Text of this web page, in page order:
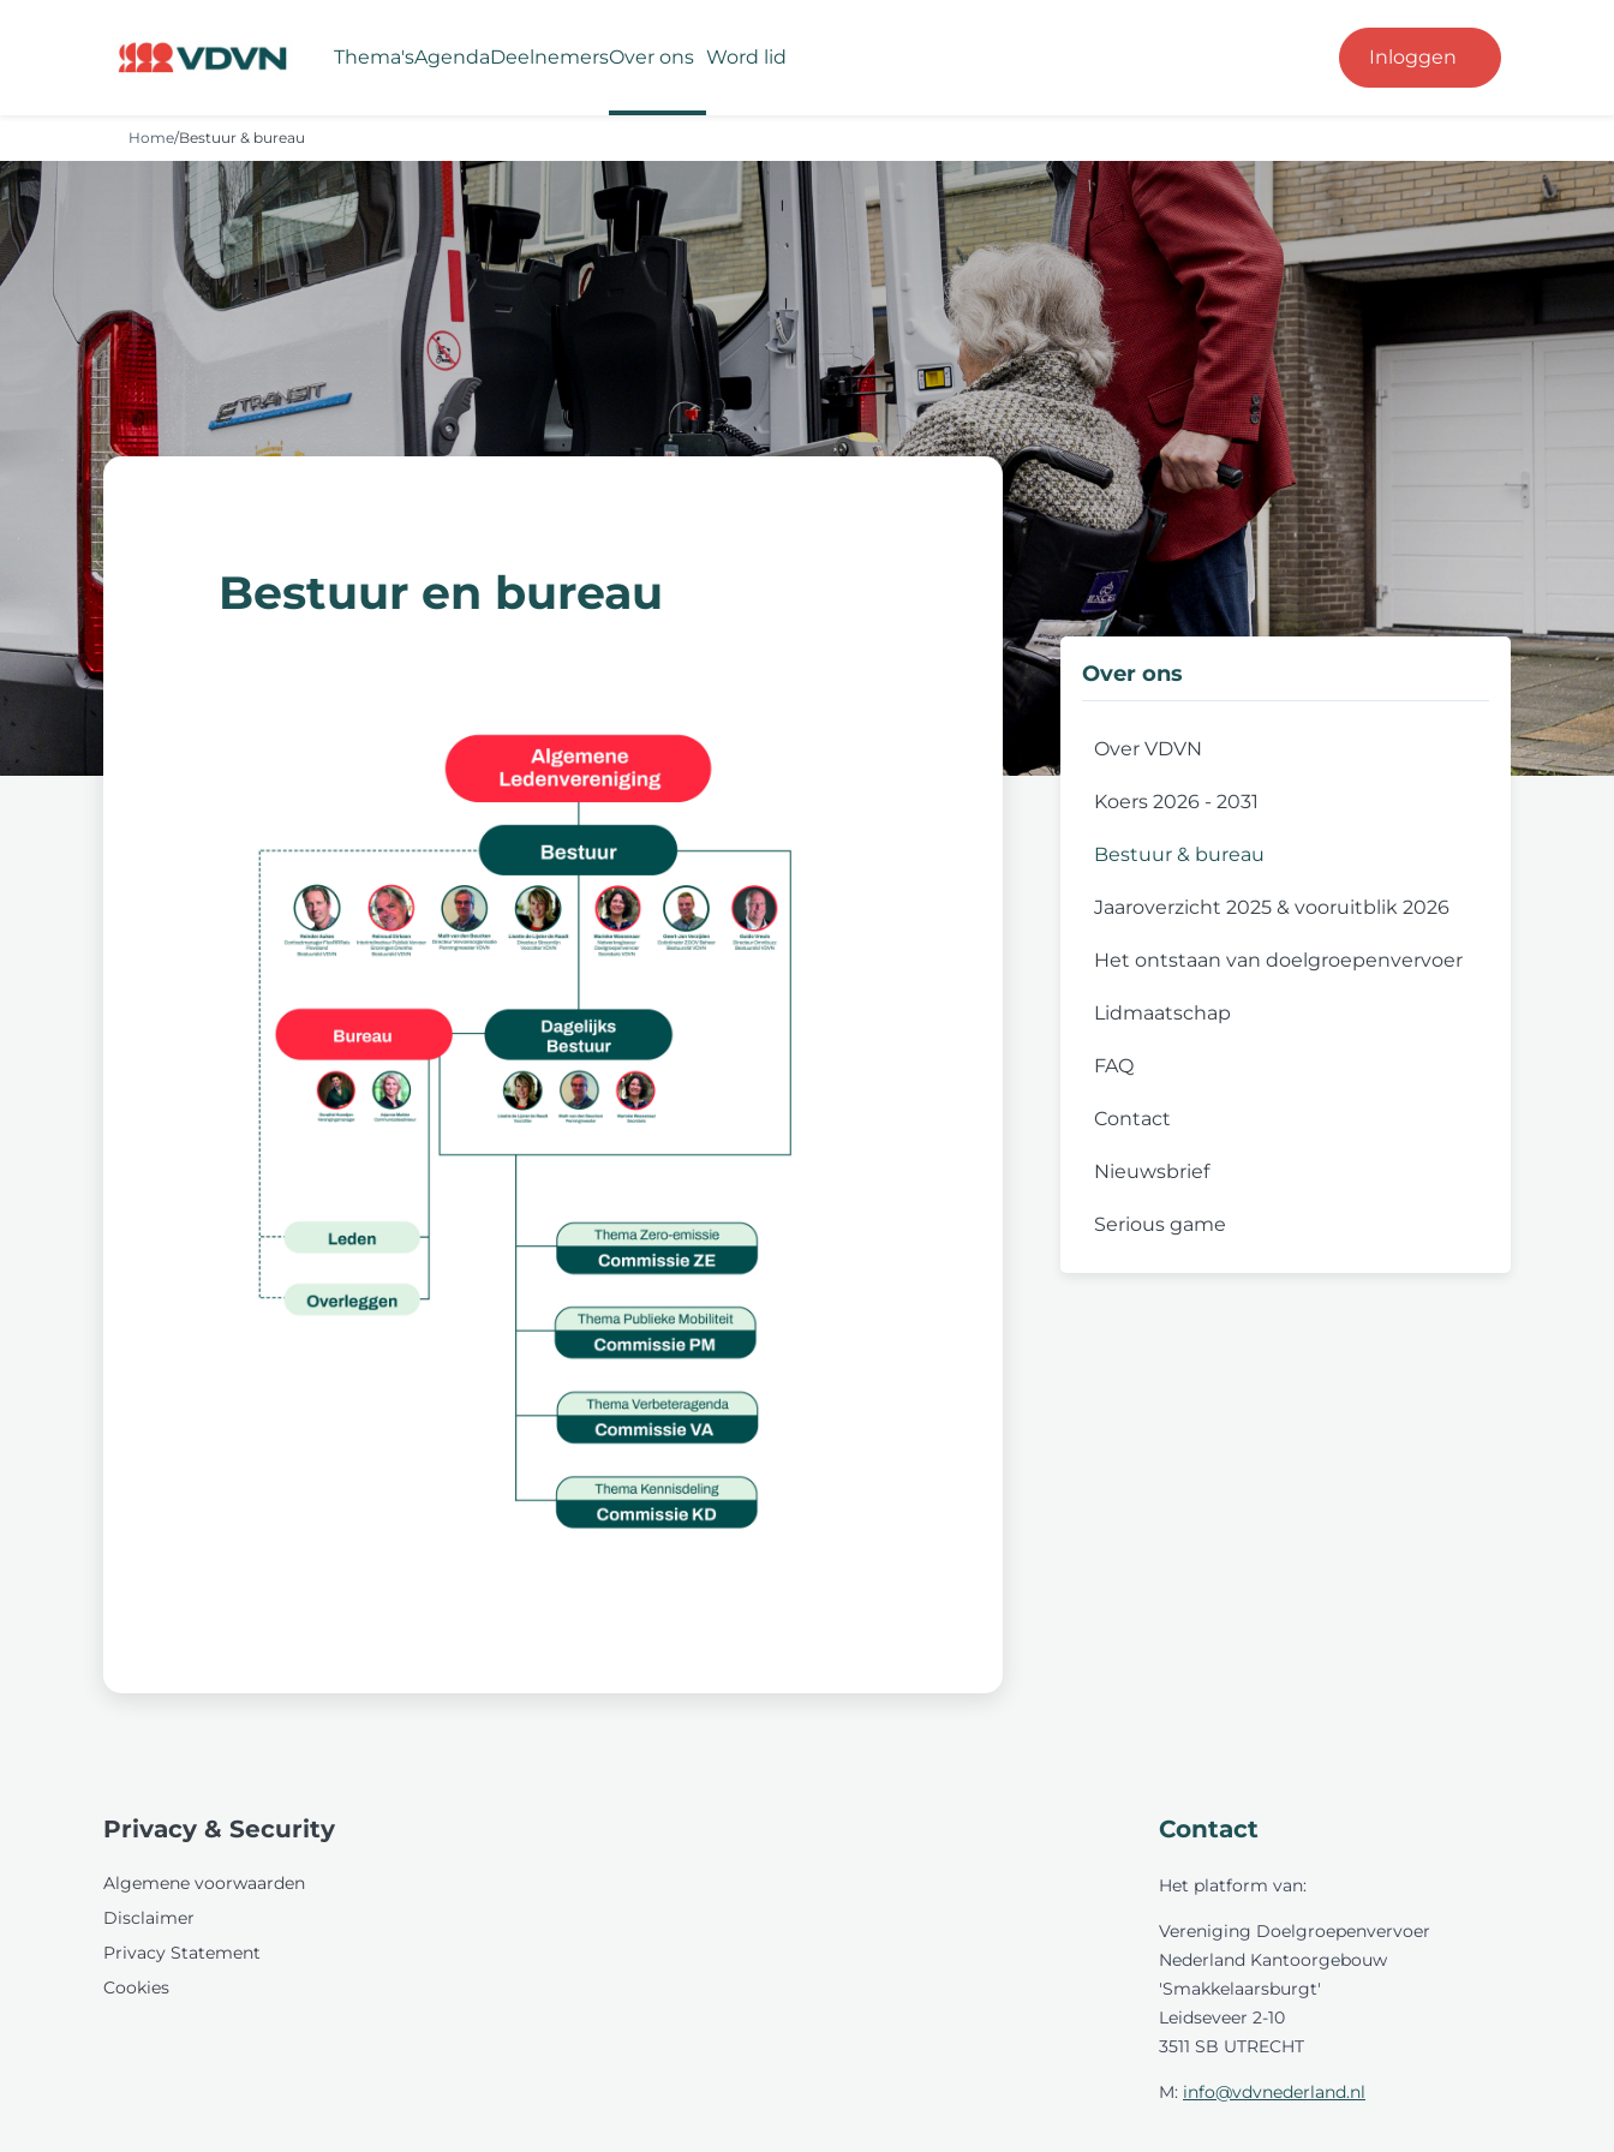
Thema'sAgendaDeelnemersOver ons Word lid Inloggen
Home/Bestuur & bureau
Bestuur en bureau
Over ons
Over VDVN
Koers 2026 - 2031
Bestuur & bureau
Jaaroverzicht 2025 & vooruitblik 2026
Het ontstaan van doelgroepenvervoer
Lidmaatschap
FAQ
Contact
Nieuwsbrief
Serious game
Privacy & Security
Algemene voorwaarden
Disclaimer
Privacy Statement
Cookies
Contact
Het platform van:
Vereniging Doelgroepenvervoer
Nederland Kantoorgebouw
'Smakkelaarsburgt'
Leidseveer 2-10
3511 SB UTRECHT
M: info@vdvnederland.nl